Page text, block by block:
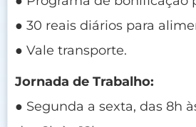
● 30 reais diários para
● Vale transporte.
Jornada de Trabalho:
● Segunda a sexta, das 8h